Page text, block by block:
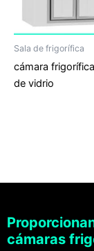
Sala de frigorífica
cámara
de vidrio
cámaras